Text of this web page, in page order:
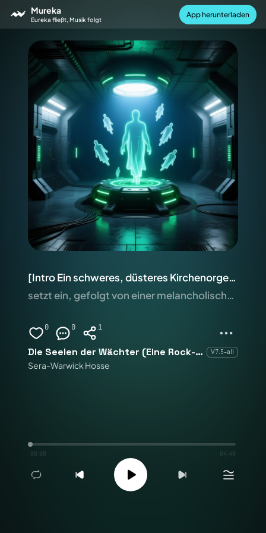
Mureka
Eureka fließt, Musik folgt
App herunterladen
[Intro Ein schweres, düsteres Kirchenorgel-Intro
setzt ein, gefolgt von einer melancholischen,
0 0 1
Die Seelen der Wächter (Eine Rock-Oper) V7.5-all
Sera-Warwick Hosse
00:00 04:40